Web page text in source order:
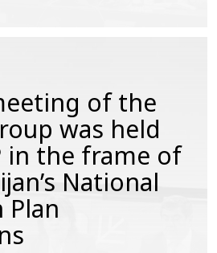
of the
was held
in the frame of
National